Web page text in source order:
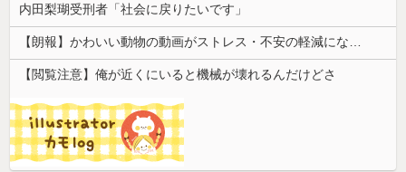
内田梨瑚受刑者「社会に戻りたいです」
【朗報】かわいい動物の動画がストレス・不安の軽減になる可能性。英大学の研究で実証
【閲覧注意】俺が近くにいると機械が壊れるんだけどさ